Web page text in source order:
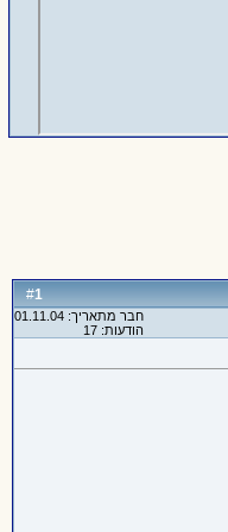
#
1
חבר מתאריך: 01.11.04
הודעות: 17